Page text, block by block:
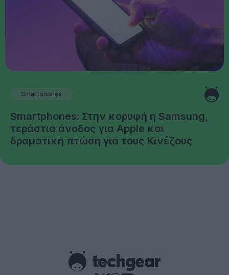
Smartphones
Smartphones: Στην κορυφή η Samsung,
τεράστια άνοδος για Apple και
δραματική πτώση για τους Κινέζους